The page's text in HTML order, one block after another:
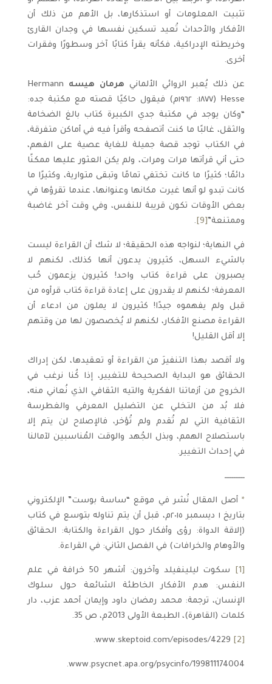
تثبيت المعلومات أو استذكارها، بل الأهم من ذلك أن
الأفكار والأحداث تُعيد تسكين نفسها في وجدان القارئ
وخريطته الإدراكية، فكأنه يقرأ كتابًا آخر وسطورًا وفقرات
أخرى.
عن ذلك يُعبر الروائي الألماني هرمان هيسه
Hermann
Hesse (١٨٧٧: ١٩٦٢م) فيقول حاكيًا قصته مع مكتبة جده:
“وكان يوجد في مكتبة جدي الكبيرة كتاب بالغ الضخامة
والثقل، غالبًا ما كنت أتصفحه وأقرأ فيه في أماكن متفرقة،
في الكتاب توجد قصة جميلة للغاية عصية على الفهم،
حتى أني قرأتها مرات ومرات، ولم يكن العثور عليها ممكنًا
دائمًا؛ كثيرًا ما كانت تختفي تمامًا وتبقى متوارية، وكثيرًا ما
كانت تبدو لو أنها غيرت مكانها وعنوانها، عندما تقرؤها في
بعض الأوقات تكون قريبة للنفس، وفي وقت آخر غاضبة
وممتنعة” [9]
.
في النهاية؛ لنواجه هذه الحقيقة؛ لا شك أن القراءة ليست
بالشيء السهل، كثيرون يدعون أنها كذلك، لكنهم لا
يصبرون على قراءة كتاب واحد! كثيرون يزعمون حُب
المعرفة؛ لكنهم لا يقدرون على إعادة قراءة كتاب قرأوه من
قبل ولم يفهموه جيدًا! كثيرون لا يملون من ادعاء أن
القراءة مصنع الأفكار، لكنهم لا يُخصصون لها من وقتهم
إلا أقل القليل!
ولا أقصد بهذا التنفيرَ من القراءة أو تعقيدها، لكن إدراك
الحقائق هو البداية الصحيحة للتغيير، إذا كُنا نرغب في
الخروج من أزماتنا الفكرية والتيه الثقافي الذي نُعاني منه،
فلا بُد من التخلي عن التضليل المعرفي والغطرسة
الثقافية التي لم تُقدم ولم تُؤخر، فالإصلاح لن يتم إلا
باستصلاح الهمم، وبذل الجُهد والوقت المُناسبين لآمالنا
في إحداث التغيير.
ـــــــــــ
*أصل المقال نُشر في موقع “ساسة بوست” الإلكتروني
بتاريخ ١ ديسمبر ٢٠١٥م، قبل أن يتم تناوله بتوسع في كتاب
(إلاقة الدواة: رؤى وأفكار حول القراءة والكتابة: الحقائق
والأوهام والخرافات) في الفصل الثاني: في القراءة.
[1]
سكوت ليلينفيلد وآخرون: أشهر 50 خرافة في علم
النفس: هدم الأفكار الخاطئة الشائعة حول سلوك
الإنسان، ترجمة: محمد رمضان داود وإيمان أحمد عزب، دار
كلمات (القاهرة)، الطبعة الأولى 2013م، ص 35.
[2]
www.psycnet.apa.org/psycinfo/1998­11174­004.